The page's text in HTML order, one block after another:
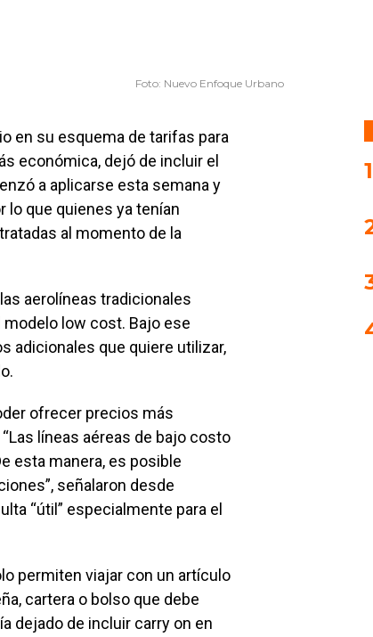
Foto: Nuevo Enfoque Urbano
en su esquema de tarifas para
económica, dejó de incluir el
a aplicarse esta semana y
lo que quienes ya tenían
al momento de la
aerolíneas tradicionales
low cost. Bajo ese
adicionales que quiere utilizar,
ofrecer precios más
líneas aéreas de bajo costo
esta manera, es posible
señalaron desde
“útil” especialmente para el
permiten viajar con un artículo
cartera o bolso que debe
dejado de incluir carry on en